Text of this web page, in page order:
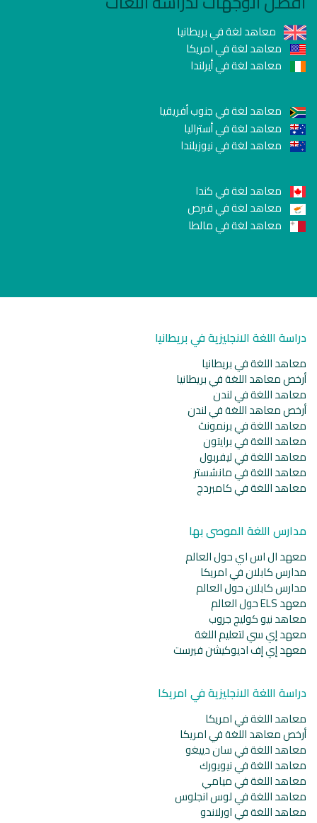
معاهد لغة في بريطانيا
معاهد لغة في امريكا
معاهد لغة في أيرلندا
معاهد لغة في جنوب أفريقيا
معاهد لغة في أستراليا
معاهد لغة في نيوزيلندا
معاهد لغة في كندا
معاهد لغة في قبرص
معاهد لغة في مالطا
دراسة اللغة الانجليزية في بريطانيا
معاهد اللغة في بريطانيا
أرخص معاهد اللغة في بريطانيا
معاهد اللغة في لندن
أرخص معاهد اللغة في لندن
معاهد اللغة في برنمونث
معاهد اللغة في برايتون
معاهد اللغة في ليفربول
معاهد اللغة في مانشستر
معاهد اللغة في كامبردج
مدارس اللغة الموصى بها
معهد ال اس اي حول العالم
مدارس كابلان في امريكا
مدارس كابلان حول العالم
معهد ELS حول العالم
معاهد نيو كوليج جروب
معهد إي سي لتعليم اللغة
معهد إي إف اديوكيشن فيرست
دراسة اللغة الانجليزية في امريكا
معاهد اللغة في امريكا
أرخص معاهد اللغة في امريكا
معاهد اللغة في سان دييغو
معاهد اللغة في نيويورك
معاهد اللغة في ميامي
معاهد اللغة في لوس انجلوس
معاهد اللغة في اورلاندو